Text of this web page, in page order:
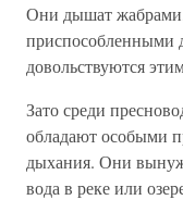
Они дышат
приспособленными
довольствуются
Зато среди
обладают особыми
дыхания. Они
вода в реке или